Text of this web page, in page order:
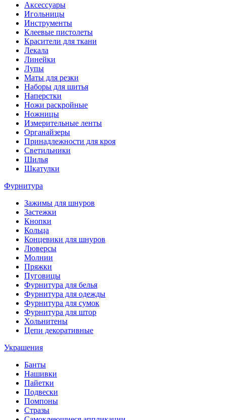
Аксессуары
Игольницы
Инструменты
Клеевые пистолеты
Красители для ткани
Лекала
Линейки
Лупы
Маты для резки
Наборы для шитья
Наперстки
Ножи раскройные
Ножницы
Измерительные ленты
Органайзеры
Принадлежности для кроя
Светильники
Шилья
Шкатулки
Фурнитура
Зажимы для шнуров
Застежки
Кнопки
Кольца
Концевики для шнуров
Люверсы
Молнии
Пряжки
Пуговицы
Фурнитура для белья
Фурнитура для одежды
Фурнитура для сумок
Фурнитура для штор
Хольнитены
Цепи декоративные
Украшения
Банты
Нашивки
Пайетки
Подвески
Помпоны
Стразы